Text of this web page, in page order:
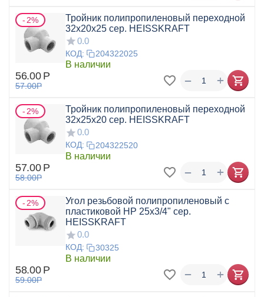
2%
Тройник полипропиленовый переходной
32x20x25 сер. HEISSKRAFT
0.0
КОД: 204322025
В наличии
56.00 Р
57.00Р +
−
2%
Тройник полипропиленовый переходной
32x25x20 сер. HEISSKRAFT
0.0
КОД: 204322520
В наличии
57.00 Р
58.00Р +
−
2%
Угол резьбовой полипропиленовый с
пластиковой НР 25x3/4" сер.
HEISSKRAFT
0.0
КОД: 30325
В наличии
58.00 Р
59.00Р +
−